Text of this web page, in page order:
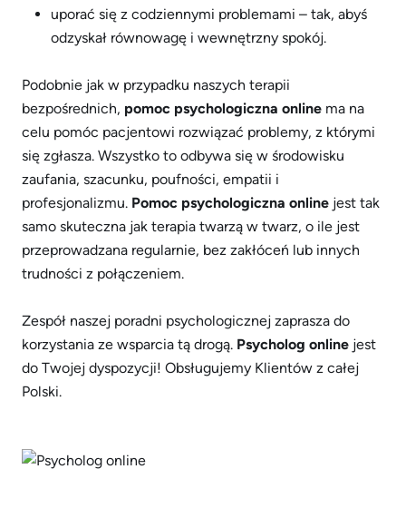
uporać się z codziennymi problemami – tak, abyś
odzyskał równowagę i wewnętrzny spokój.
Podobnie jak w przypadku naszych terapii
bezpośrednich, pomoc psychologiczna online ma na
celu pomóc pacjentowi rozwiązać problemy, z którymi
się zgłasza. Wszystko to odbywa się w środowisku
zaufania, szacunku, poufności, empatii i
profesjonalizmu. Pomoc psychologiczna online jest tak
samo skuteczna jak terapia twarzą w twarz, o ile jest
przeprowadzana regularnie, bez zakłóceń lub innych
trudności z połączeniem.
Zespół naszej poradni psychologicznej zaprasza do
korzystania ze wsparcia tą drogą. Psycholog online jest
do Twojej dyspozycji! Obsługujemy Klientów z całej
Polski.